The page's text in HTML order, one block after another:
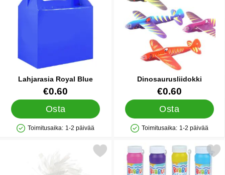
Lahjarasia Royal Blue
Tuote.nro 29597
€0.60
Osta
Saatavuus: Varastossa
Toimitusaika: 1-2 päivää
Dinosaurusliidokki
Tuote.nro 12473
€0.60
Osta
Saatavuus: Varastossa
Toimitusaika: 1-2 päivää
Merkitse ilmapallopaino Valkoinen suosikiksi
Merkitse